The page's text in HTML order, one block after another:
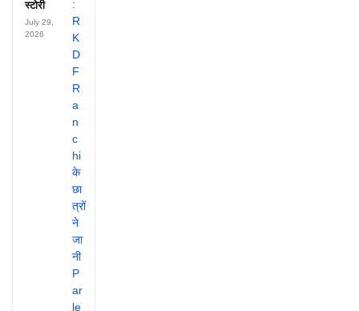
स्टोरी
July 29,
2026